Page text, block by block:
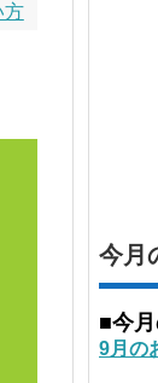
方
今月
■今
9月の